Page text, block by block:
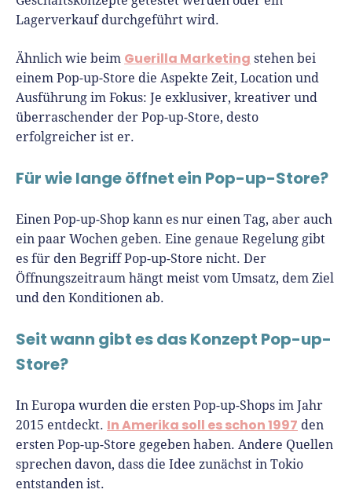
Er ist Interviewpartner in anderen Medien
Gründungsthemen.
Lagerverkauf durchgeführt wird.
Ähnlich wie beim Guerilla Marketing stehen bei
einem Pop-up-Store die Aspekte Zeit, Location und
Ausführung im Fokus: Je exklusiver, kreativer und
überraschender der Pop-up-Store, desto
erfolgreicher ist er.
Für wie lange öffnet ein Pop-up-Store?
Einen Pop-up-Shop kann es nur einen Tag, aber auch
ein paar Wochen geben. Eine genaue Regelung gibt
es für den Begriff Pop-up-Store nicht. Der
Öffnungszeitraum hängt meist vom Umsatz, dem Ziel
und den Konditionen ab.
Seit wann gibt es das Konzept Pop-up-
Store?
In Europa wurden die ersten Pop-up-Shops im Jahr
2015 entdeckt. In Amerika soll es schon 1997 den
ersten Pop-up-Store gegeben haben. Andere Quellen
sprechen davon, dass die Idee zunächst in Tokio
entstanden ist.